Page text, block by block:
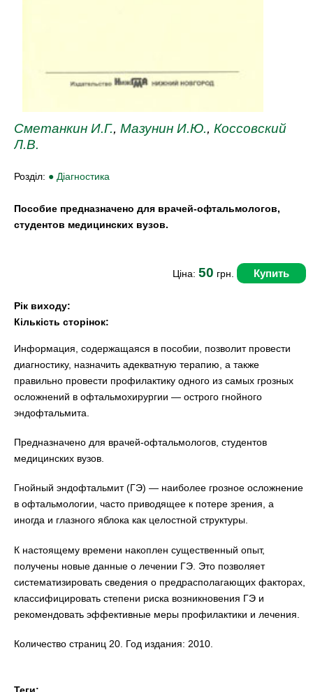
Сметанкин И.Г., Мазунин И.Ю., Коссовский
Л.В.
Розділ: ● Діагностика
Пособие предназначено для врачей-офтальмологов,
студентов медицинских вузов.
Ціна: 50 грн. Купить
Рік виходу:
Кількість сторінок:
Информация, содержащаяся в пособии, позволит провести
диагностику, назначить адекватную терапию, а также
правильно провести профилактику одного из самых грозных
осложнений в офтальмохирургии — острого гнойного
эндофтальмита.
Предназначено для врачей-офтальмологов, студентов
медицинских вузов.
Гнойный эндофтальмит (ГЭ) — наиболее грозное осложнение
в офтальмологии, часто приводящее к потере зрения, а
иногда и глазного яблока как целостной структуры.
К настоящему времени накоплен существенный опыт,
получены новые данные о лечении ГЭ. Это позволяет
систематизировать сведения о предрасполагающих факторах,
классифицировать степени риска возникновения ГЭ и
рекомендовать эффективные меры профилактики и лечения.
Количество страниц 20. Год издания: 2010.
Теги: